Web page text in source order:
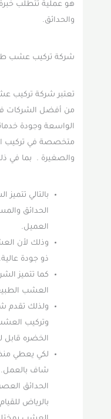
هو عملية تتطلب
والحدائق.
شركة تركيب عشب
تعتبر شركة تركيب
من أفضل الشركات
الواسعة وجودة
متخصصة في تركيب
والصغيرة . بما في
بالتالي
الحدائق
العميل.
وذلك لأن
ذو جودة عالية.
كما تتميز
العشب
ولذلك تقدم
وتركيب
الخضره قابل
لكي يعطي
شاف بالعمل.
الحدائق
بالرياض